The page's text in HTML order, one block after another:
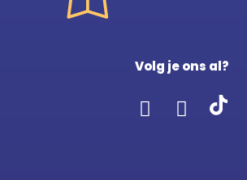
Volg je ons al?